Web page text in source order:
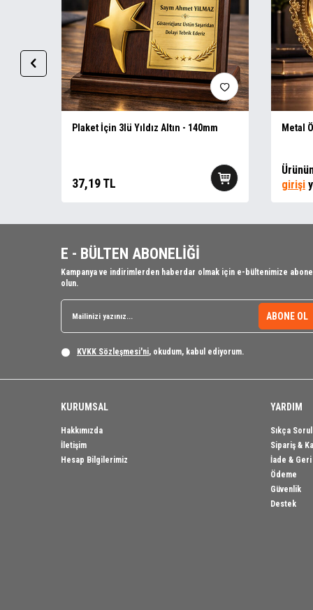
Plaket İçin 3lü Yıldız Altın - 140mm
37,19TL
Metal
girişi
E - BÜLTEN ABONELİĞİ
Kampanya ve indirimlerden haberdar olmak için e-bültenimize abone
olun.
ABONE OL
KVKK Sözleşmesi'ni, okudum, kabul ediyorum.
KURUMSAL
Hakkımızda
İletişim
Hesap Bilgilerimiz
YARDIM
Sıkça
Sipariş &
İade &
Ödeme
Güvenlik
Destek